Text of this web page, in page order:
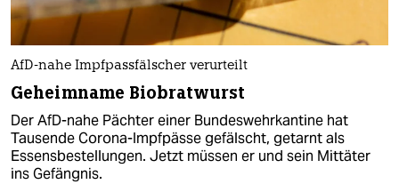
AfD-nahe Impfpassfälscher verurteilt
Geheimname Biobratwurst
Der AfD-nahe Pächter einer Bundeswehrkantine hat
Tausende Corona-Impfpässe gefälscht, getarnt als
Essensbestellungen. Jetzt müssen er und sein Mittäter
ins Gefängnis.